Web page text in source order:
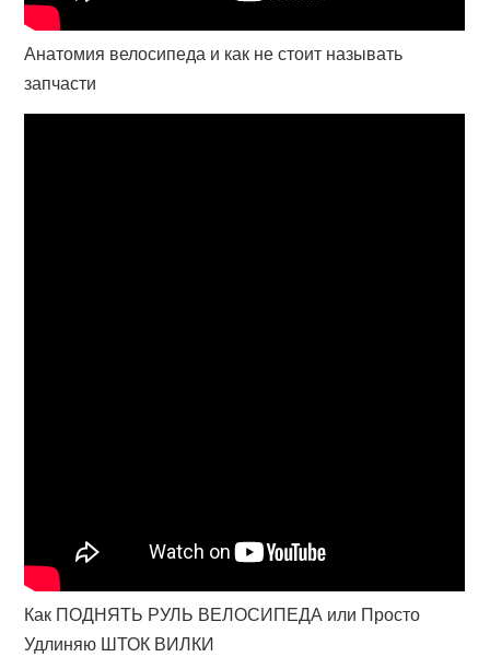
Анатомия велосипеда и как не стоит называть
запчасти
Как ПОДНЯТЬ РУЛЬ ВЕЛОСИПЕДА или Просто
Удлиняю ШТОК ВИЛКИ